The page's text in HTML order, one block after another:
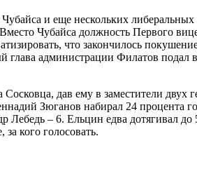
и еще нескольких
Чубайса должность Первого
что закончилось
администрации Филатов подал
дав ему в заместители двух
Зюганов набирал 24 процента
– 6. Ельцин едва дотягивал до
кого голосовать.